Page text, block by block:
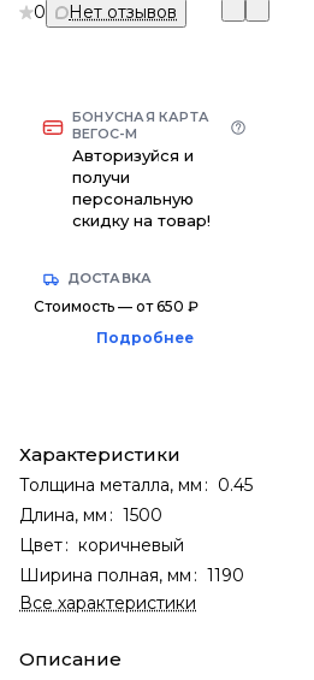
0 Нет отзывов
БОНУСНАЯ КАРТА
ВЕГОС-М
Авторизуйся и
получи
персональную
скидку на товар!
ДОСТАВКА
Стоимость — от 650 ₽
Подробнее
Характеристики
Толщина металла, мм : 0.45
Длина, мм : 1500
Цвет: коричневый
Ширина полная, мм : 1190
Все характеристики
Описание